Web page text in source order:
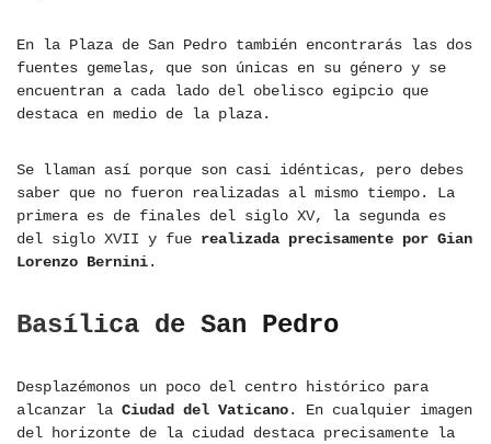
En la Plaza de San Pedro también encontrarás las dos
fuentes gemelas, que son únicas en su género y se
encuentran a cada lado del obelisco egipcio que
destaca en medio de la plaza.
Se llaman así porque son casi idénticas, pero debes
saber que no fueron realizadas al mismo tiempo. La
primera es de finales del siglo XV, la segunda es
del siglo XVII y fue realizada precisamente por Gian
Lorenzo Bernini.
Basílica de San Pedro
Desplazémonos un poco del centro histórico para
alcanzar la Ciudad del Vaticano. En cualquier imagen
del horizonte de la ciudad destaca precisamente la